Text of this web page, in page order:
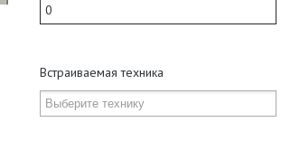
Встраиваемая техника